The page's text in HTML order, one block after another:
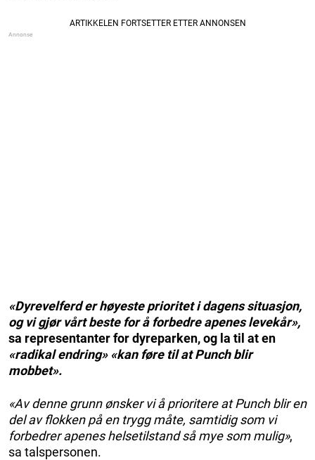
«Dyrevelferd er høyeste prioritet i dagens situasjon,
og vi gjør vårt beste for å forbedre apenes levekår»,
sa representanter for dyreparken, og la til at en
«radikal endring» «kan føre til at Punch blir
mobbet».
«Av denne grunn ønsker vi å prioritere at Punch blir en
del av flokken på en trygg måte, samtidig som vi
forbedrer apenes helsetilstand så mye som mulig»,
sa talspersonen.